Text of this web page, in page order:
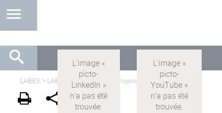
LABEX > LABEX IMU > IMU-FR Projets